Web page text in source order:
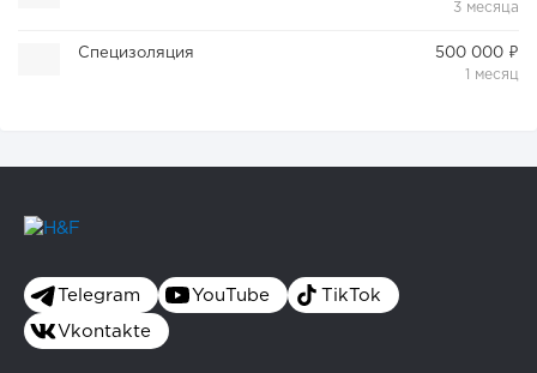
3 месяца
Специзоляция
500 000 ₽
1 месяц
Telegram YouTube TikTok
Vkontakte